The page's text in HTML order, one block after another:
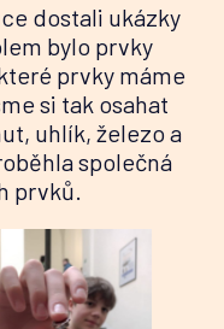
dostali ukázky
bylo prvky
prvky máme
si tak osahat
uhlík, železo a
společná
prvků.